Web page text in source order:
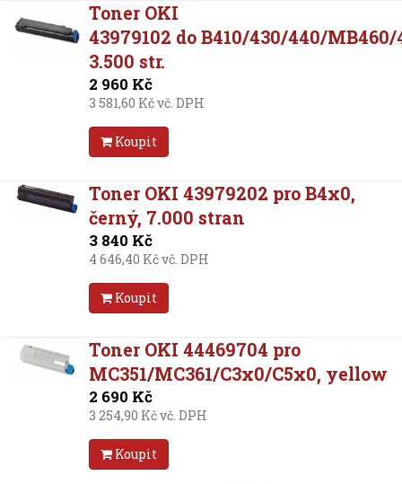
Toner OKI
43979102 do B410/430/440/
3.500 str.
2 960 Kč
3 581,60 Kč vč. DPH
Koupit
Toner OKI 43979202 pro B4x0,
černý, 7.000 stran
3 840 Kč
4 646,40 Kč vč. DPH
Koupit
Toner OKI 44469704 pro
MC351/MC361/C3x0/C5x0, yellow
2 690 Kč
3 254,90 Kč vč. DPH
Koupit